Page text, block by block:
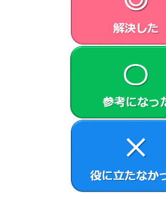
ェアは、本契約の条件に従いVAIOか
産権はお客さまに移転いたしません。
第2条 （使用権）
VAIOは、許諾ソフトウェアの
本契約によって生ずる許諾ソフ
本製品においてのみ、お客さま
を使用する権利をいいます。
本契約に別途の定めのある場合
諾ソフトウェアの全部または一
これに対する修正、追加等の改
ん。本製品に同梱されているシ
ア、アプリケーションリカバリ